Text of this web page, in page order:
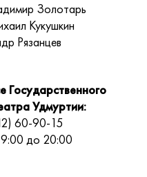
Золотарь
Кукушкин
Рязанцев
Государственного
Удмуртии:
60-90-15
9:00 до 20:00